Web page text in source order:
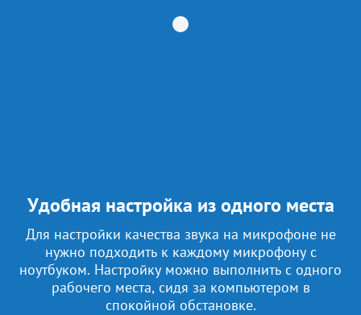
Удобная настройка из одного места
Для настройки качества звука на микрофоне не
нужно подходить к каждому микрофону с
ноутбуком. Настройку можно выполнить с одного
рабочего места, сидя за компьютером в
спокойной обстановке.